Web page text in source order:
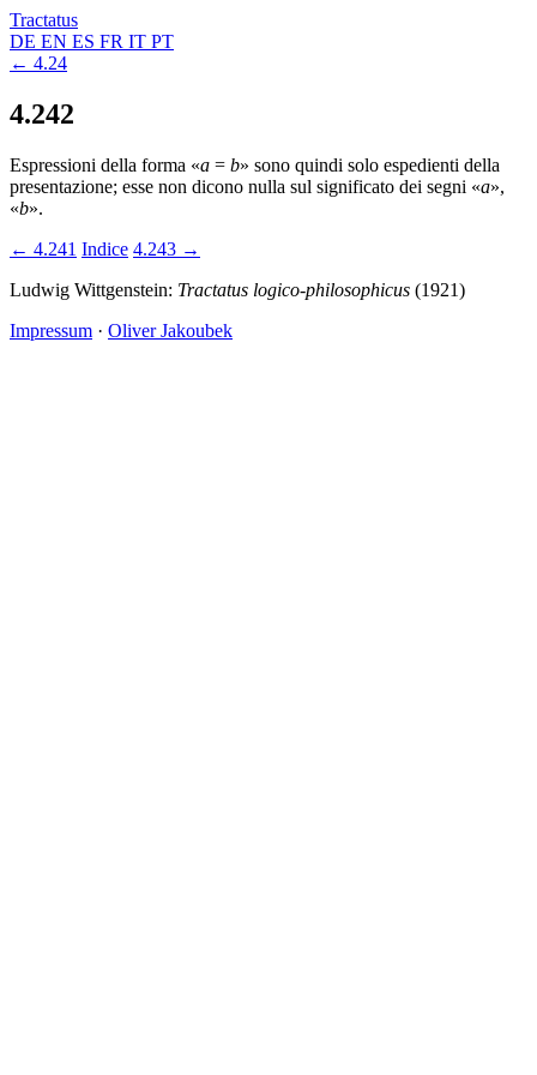
Tractatus
DE EN ES FR IT PT
← 4.24
4.242
Espressioni della forma «a = b» sono quindi solo espedienti della
presentazione; esse non dicono nulla sul significato dei segni «a»,
«b».
← 4.241 Indice 4.243 →
Ludwig Wittgenstein: Tractatus logico-philosophicus (1921)
Impressum · Oliver Jakoubek